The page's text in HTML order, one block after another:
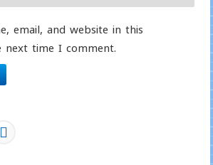
email, and website in this
time I comment.